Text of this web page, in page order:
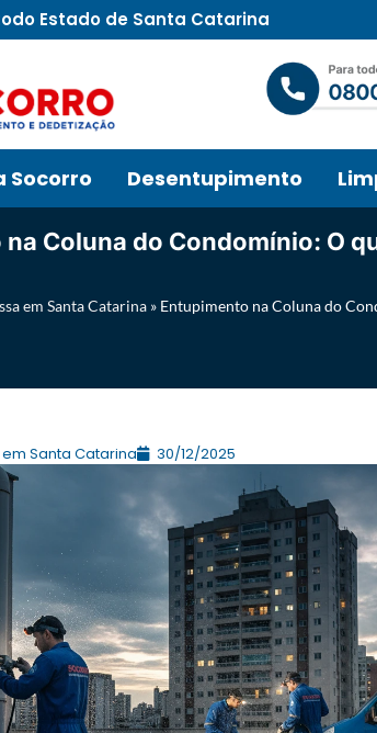
Estado de Santa Catarina
Socorro Desentupimento
Coluna do Condomínio: O
em Santa Catarina » Entupimento na Coluna do
Santa Catarina 30/12/2025